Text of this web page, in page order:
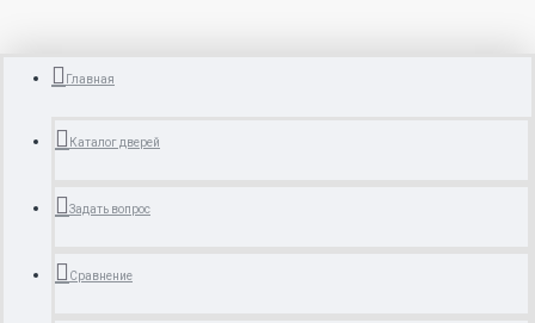
Главная
Каталог дверей
Задать вопрос
Сравнение